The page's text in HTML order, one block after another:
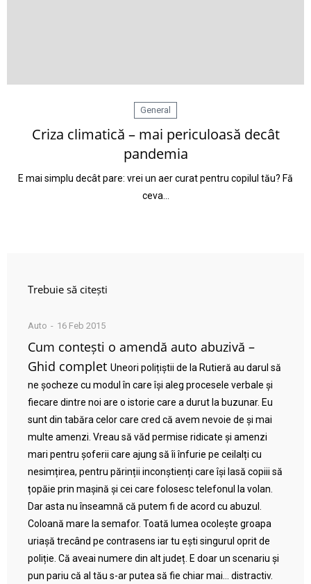
General
Criza climatică – mai periculoasă decât
pandemia
E mai simplu decât pare: vrei un aer curat pentru copilul tău? Fă
ceva…
Trebuie să citești
Auto 16 Feb 2015
Cum contești o amendă auto abuzivă –
Ghid complet Uneori polițiștii de la Rutieră au darul să
ne șocheze cu modul în care își aleg procesele verbale și
fiecare dintre noi are o istorie care a durut la buzunar. Eu
sunt din tabăra celor care cred că avem nevoie de și mai
multe amenzi. Vreau să văd permise ridicate și amenzi
mari pentru șoferii care ajung să îi înfurie pe ceilalți cu
nesimțirea, pentru părinții inconștienți care își lasă copiii să
țopăie prin mașină și cei care folosesc telefonul la volan.
Dar asta nu înseamnă că putem fi de acord cu abuzul.
Coloană mare la semafor. Toată lumea ocolește groapa
uriașă trecând pe contrasens iar tu ești singurul oprit de
poliție. Că aveai numere din alt județ. E doar un scenariu și
pun pariu că al tău s-ar putea să fie chiar mai… distractiv.